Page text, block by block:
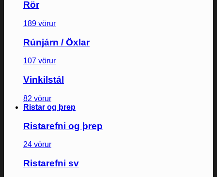
Rör
189 vörur
Rúnjárn / Öxlar
107 vörur
Vinkilstál
82 vörur
Ristar og þrep
Ristarefni og þrep
24 vörur
Ristarefni sv